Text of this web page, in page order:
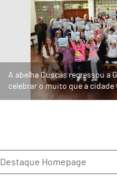
A abelha Cuscas regressou a
celebrar o muito que a cidade
Destaque Homepage